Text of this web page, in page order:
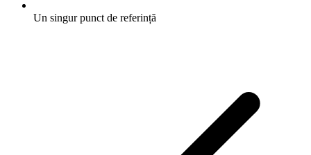
Un singur punct de referință